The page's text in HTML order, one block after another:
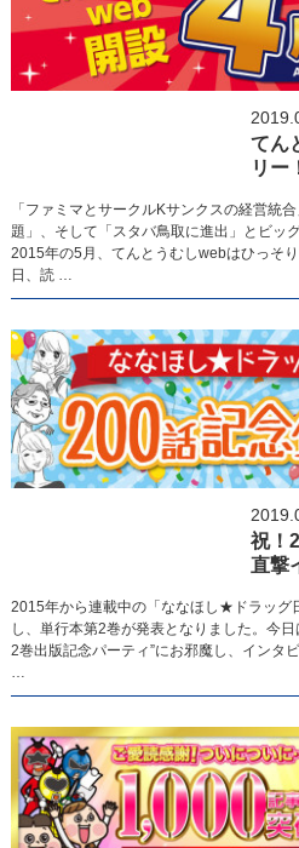
てん
リー
「ファミマとサークルKサンクスの経営統
題」、そして「スタバ鳥取に進出」とビッ
2015年の5月、てんとうむしwebはひっそ
日、読 …
祝！
直撃
2015年から連載中の「ななほし★ドラッグ
し、単行本第2巻が発表となりました。今
2巻出版記念パーティ”にお邪魔し、インタ
…